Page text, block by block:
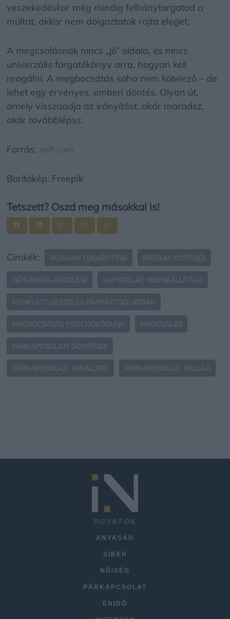
veszekedéskor még mindig felhánytorgatod a
múltat, akkor nem dolgoztatok rajta eleget.
A megcsalásnak nincs „jó” oldala, és nincs
univerzális forgatókönyv arra, hogyan kell
reagálni. A megbocsátás soha nem kötelező – de
lehet egy érvényes, emberi döntés. Olyan út,
amely visszaadja az irányítást, akár maradsz,
akár továbblépsz.
Forrás:
Borítókép: Freepik
Tetszett? Oszd meg másokkal is!
Címkék: BIZALOM ÚJRAÉPÍTÉSE ÉRZELMI KÖTŐDÉS
HŰTLENSÉG KEZELÉSE KAPCSOLAT HELYREÁLLÍTÁSA
KONFLIKTUSKEZELÉS PÁRKAPCSOLATBAN
MEGBOCSÁTÁS PSZICHOLÓGIÁJA MEGCSALÁS
PÁRKAPCSOLATI DÖNTÉSEK
PÁRKAPCSOLATI TANÁCSOK PÁRKAPCSOLATI VÁLSÁG
ROVATOK
ANYASÁG
SIKER
NŐISÉG
PÁRKAPCSOLAT
ÉNIDŐ